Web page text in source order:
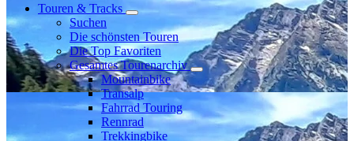
Touren & Tracks
Suchen
Die schönsten Touren
Die Top Favoriten
Gesamtes Tourenarchiv
Mountainbike
Transalp
Fahrrad Touring
Rennrad
Trekkingbike